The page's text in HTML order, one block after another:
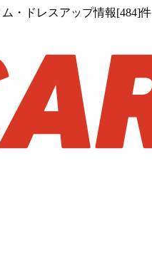
・ドレスアップ情報[484]件